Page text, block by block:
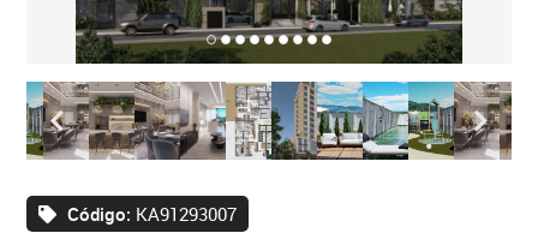
Código: KA91293007